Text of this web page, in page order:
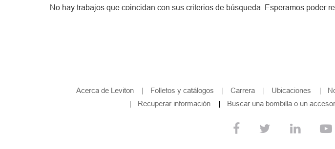
Buscar empleos
No hay trabajos que coincidan con sus criterios de búsqueda. Esperamos poder
Acerca de Leviton Folletos y catálogos Carrera Ubicaciones
Recuperar información
Buscar una bombilla o un